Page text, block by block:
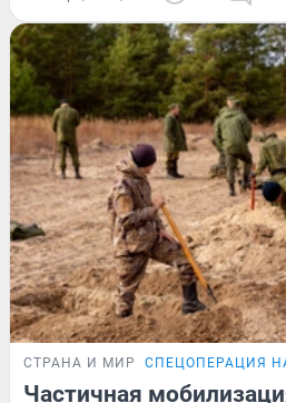
СТРАНА И МИР СПЕЦОПЕРАЦИЯ
Частичная